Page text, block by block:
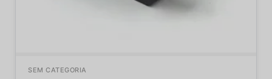
SEM CATEGORIA